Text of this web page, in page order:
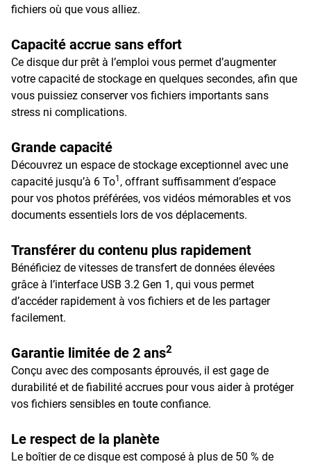
fichiers où que vous alliez.
Capacité accrue sans effort
Ce disque dur prêt à l’emploi vous permet d’augmenter
votre capacité de stockage en quelques secondes, afin que
vous puissiez conserver vos fichiers importants sans
stress ni complications.
Grande capacité
Découvrez un espace de stockage exceptionnel avec une
capacité jusqu’à 6 To1 , offrant suffisamment d’espace
pour vos photos préférées, vos vidéos mémorables et vos
documents essentiels lors de vos déplacements.
Transférer du contenu plus rapidement
Bénéficiez de vitesses de transfert de données élevées
grâce à l’interface USB 3.2 Gen 1, qui vous permet
d’accéder rapidement à vos fichiers et de les partager
facilement.
Garantie limitée de 2 ans2
Conçu avec des composants éprouvés, il est gage de
durabilité et de fiabilité accrues pour vous aider à protéger
vos fichiers sensibles en toute confiance.
Le respect de la planète
Le boîtier de ce disque est composé à plus de 50 % de